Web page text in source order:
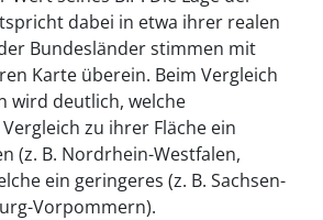
dabei in etwa ihrer realen
Bundesländer stimmen mit
Karte überein. Beim Vergleich
wird deutlich, welche
zu ihrer Fläche ein
(z. B. Nordrhein-Westfalen,
ein geringeres (z. B. Sachsen-
Vorpommern).